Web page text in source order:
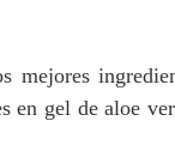
en gel de aloe